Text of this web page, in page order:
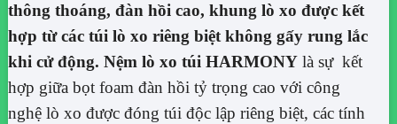
thông thoáng, đàn hồi cao, khung lò xo được kết
hợp từ các túi lò xo riêng biệt không gấy rung lắc
khi cử động. Nệm lò xo túi HARMONY là sự kết
hợp giữa bọt foam đàn hồi tỷ trọng cao với công
nghệ lò xo được đóng túi độc lập riêng biệt, các tính